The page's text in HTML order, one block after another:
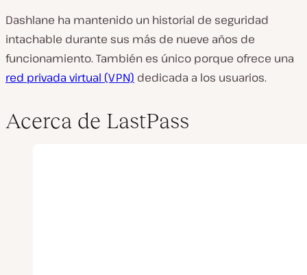
Dashlane ha mantenido un historial de seguridad
intachable durante sus más de nueve años de
funcionamiento. También es único porque ofrece una
red privada virtual (VPN) dedicada a los usuarios.
Acerca de LastPass